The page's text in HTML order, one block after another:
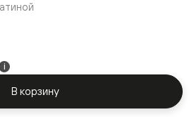
i
В корзину